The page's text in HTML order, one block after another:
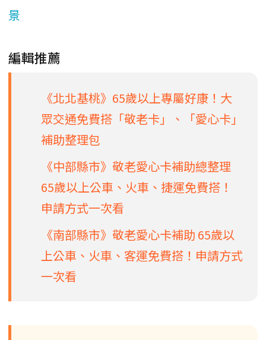
景
編輯推薦
《北北基桃》65歲以上專屬好康！大
眾交通免費搭「敬老卡」、「愛心卡」
補助整理包
《中部縣市》敬老愛心卡補助總整理
65歲以上公車、火車、捷運免費搭！
申請方式一次看
《南部縣市》敬老愛心卡補助 65歲以
上公車、火車、客運免費搭！申請方式
一次看